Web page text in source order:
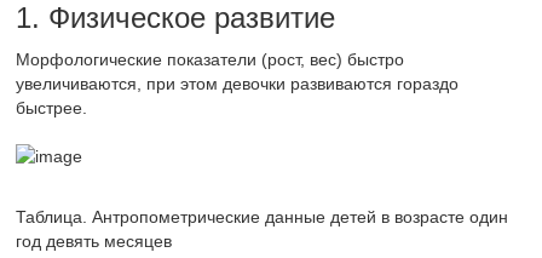
1. Физическое развитие
Морфологические показатели (рост, вес) быстро
увеличиваются, при этом девочки развиваются гораздо
быстрее.
Таблица. Антропометрические данные детей в возрасте один
год девять месяцев